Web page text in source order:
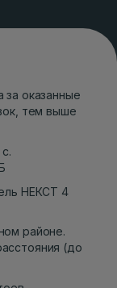
за оказанные
тем выше
НЕКСТ 4
районе.
(до